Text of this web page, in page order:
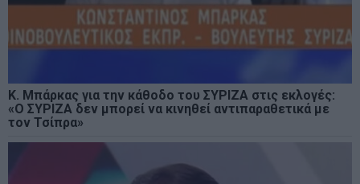
Κ. Μπάρκας για την κάθοδο του ΣΥΡΙΖΑ στις εκλογές:
«Ο ΣΥΡΙΖΑ δεν μπορεί να κινηθεί αντιπαραθετικά με
τον Τσίπρα»